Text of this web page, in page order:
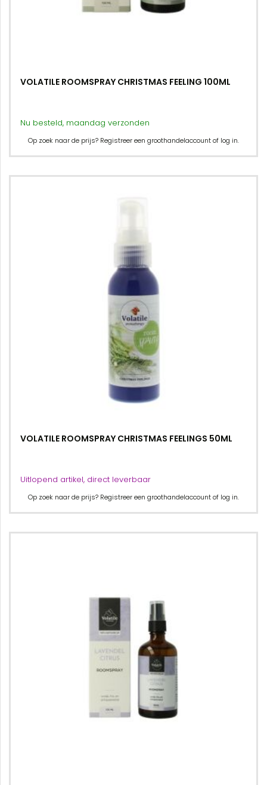
VOLATILE ROOMSPRAY CHRISTMAS FEELING 100ML
Nu besteld, maandag verzonden
Op zoek naar de prijs? Registreer een groothandelaccount of log in.
VOLATILE ROOMSPRAY CHRISTMAS FEELINGS 50ML
Uitlopend artikel, direct leverbaar
Op zoek naar de prijs? Registreer een groothandelaccount of log in.